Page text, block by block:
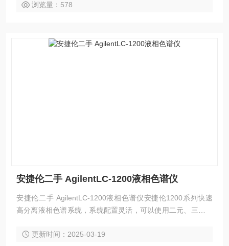
浏览量：578
安捷伦二手 AgilentLC-1200液相色谱仪
安捷伦二手 AgilentLC-1200液相色谱仪安捷伦1200系列快速
高分离液相色谱系统，系统配置灵活，可以使用二元、三元和
的前提下，分析速度是常规高效液相色谱仪的20倍、分辨率提
更新时间：2025-03-19